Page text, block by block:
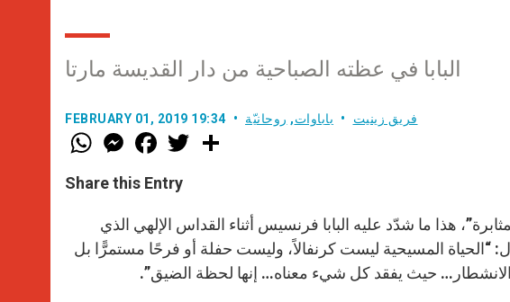
البابا في عظته الصباحية من دار القديسة مارتا
FEBRUARY 01, 2019 19:34 فريق زينيت باباوات, روحانيّة
W
h
t
s
p
M
e
s
e
g
e
r
F
a
e
b
o
k
w
r
Share this Entry
هذا ما شدّد عليه البابا فرنسيس أثناء القداس الإلهي الذي
مارتا وقال: “الحياة المسيحية ليست كرنفالاً، وليست حفلة أو فرحًا مستمرًّا بل
حيث يفقد كل شيء معناه… إنها لحظة الضيق”.